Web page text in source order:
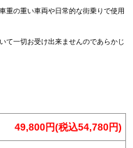
重の重い車両や日常的な街乗りで使用
て一切お受け出来ませんのであらかじ
49,800円(税込54,780円)